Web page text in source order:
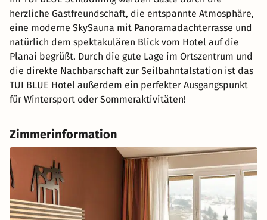
herzliche Gastfreundschaft, die entspannte Atmosphäre,
eine moderne SkySauna mit Panoramadachterrasse und
natürlich dem spektakulären Blick vom Hotel auf die
Planai begrüßt. Durch die gute Lage im Ortszentrum und
die direkte Nachbarschaft zur Seilbahntalstation ist das
TUI BLUE Hotel außerdem ein perfekter Ausgangspunkt
für Wintersport oder Sommeraktivitäten!
Zimmerinformation